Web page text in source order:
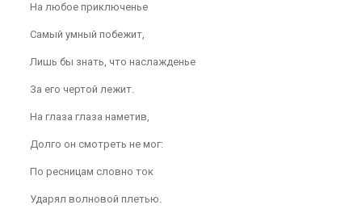
На любое приключенье
Самый умный побежит,
Лишь бы знать, что наслажденье
За его чертой лежит.
На глаза глаза наметив,
Долго он смотреть не мог:
По ресницам словно ток
Ударял волновой плетью.